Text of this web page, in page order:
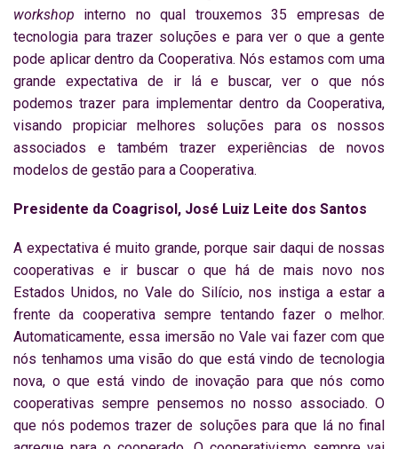
workshop interno no qual trouxemos 35 empresas de
tecnologia para trazer soluções e para ver o que a gente
pode aplicar dentro da Cooperativa. Nós estamos com uma
grande expectativa de ir lá e buscar, ver o que nós
podemos trazer para implementar dentro da Cooperativa,
visando propiciar melhores soluções para os nossos
associados e também trazer experiências de novos
modelos de gestão para a Cooperativa.
Presidente da Coagrisol, José Luiz Leite dos Santos
A expectativa é muito grande, porque sair daqui de nossas
cooperativas e ir buscar o que há de mais novo nos
Estados Unidos, no Vale do Silício, nos instiga a estar a
frente da cooperativa sempre tentando fazer o melhor.
Automaticamente, essa imersão no Vale vai fazer com que
nós tenhamos uma visão do que está vindo de tecnologia
nova, o que está vindo de inovação para que nós como
cooperativas sempre pensemos no nosso associado. O
que nós podemos trazer de soluções para que lá no final